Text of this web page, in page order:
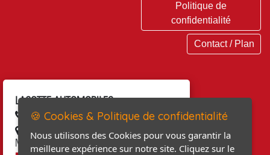
LACOTTE AUTOMOBILES
02 33 04 13 66
68, rue du Général LECLERC 50310
MONTEBOURG
Politique de
confidentialité
Contact / Plan
🍪 Cookies & Politique de confidentialité
Nous utilisons des Cookies pour vous garantir la
meilleure expérience sur notre site. Cliquez sur le